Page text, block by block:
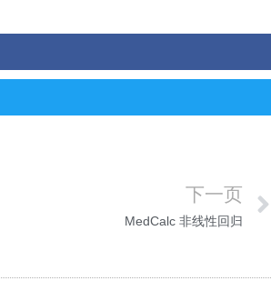
下一页
MedCalc 非线性回归